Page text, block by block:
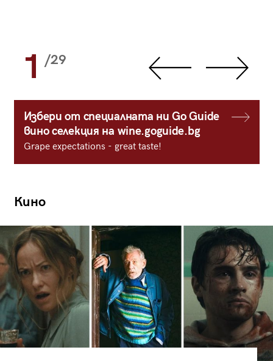
1 /29
Избери от специалната ни Go Guide
вино селекция на wine.goguide.bg
Grape expectations - great taste!
Кино